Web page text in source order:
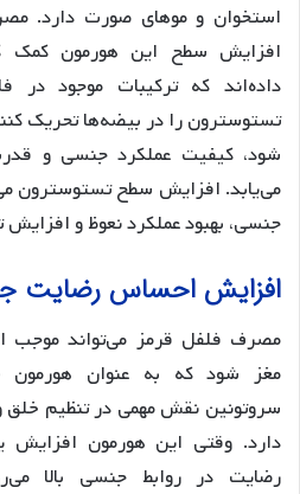
استخوان و موهای صورت دارد.
افزایش سطح این هورمون کمک
داده‌اند که ترکیبات موجود در
تستوسترون را در بیضه‌ها تحریک
شود، کیفیت عملکرد جنسی و
می‌یابد. افزایش سطح تستوسترون
جنسی، بهبود عملکرد نعوظ و
افزایش احساس رضایت
مصرف فلفل قرمز می‌تواند موجب
مغز شود که به عنوان هورمون
سروتونین نقش مهمی در تنظیم
دارد. وقتی این هورمون افزایش
رضایت در روابط جنسی بالا